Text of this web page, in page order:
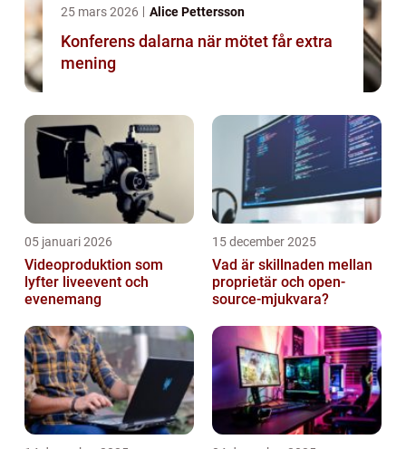
25 mars 2026 Alice Pettersson
Konferens dalarna när mötet får extra
mening
05 januari 2026
Videoproduktion som
lyfter liveevent och
evenemang
15 december 2025
Vad är skillnaden mellan
proprietär och open-
source-mjukvara?